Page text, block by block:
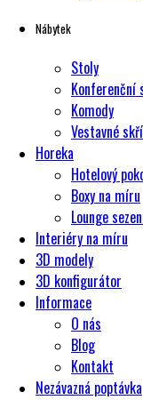
Nábytek
Stoly
Konferenční
Komody
Vestavné
Horeka
Hotelový
Boxy na míru
Lounge
Interiéry na míru
3D modely
3D konfigurátor
Informace
O nás
Blog
Kontakt
Nezávazná poptávka